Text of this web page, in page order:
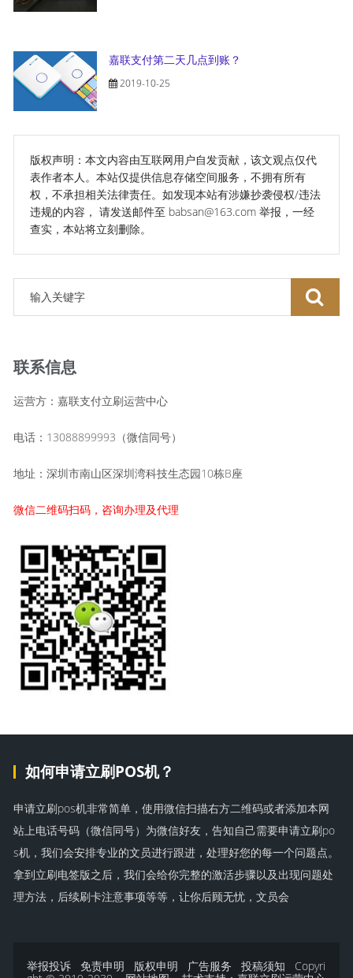
嘉联支付第二天几点到账？
2019-10-25
版权声明：本文内容由互联网用户自发贡献，该文观点仅代
表作者本人。本站仅提供信息存储空间服务，不拥有所有
权，不承担相关法律责任。如发现本站有涉嫌抄袭侵权/违法
违规的内容， 请发送邮件至 babsan@163.com 举报，一经
查实，本站将立刻删除。
联系信息
运营方：嘉联支付立刷运营中心
电话：13088899993（微信同号）
地址：深圳市南山区深圳湾科技生态园10栋B座
微信二维码扫码，咨询办理及代理
如何申请立刷POS机？
申请立刷pos机非常简单，使用微信扫描右方二维码或者添加本网
站上电话号码（微信同号）为微信好友，告知自己需要申请立刷po
s机，我们会安排专业的文员进行跟进，处理好您的每一个问题点。
拿到立刷电签版之后，我们会给你完整的激活步骤以及出现问题处
理方法，后续刷卡注意事项等等，让你后顾无忧，文员会
举报投诉 免责申明 版权申明 广告服务 投稿须知 Copyri